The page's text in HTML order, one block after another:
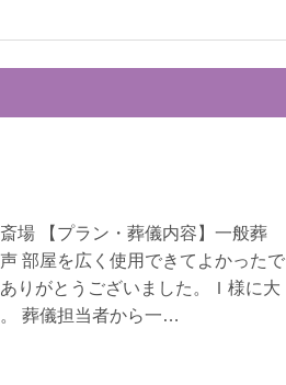
場 【プラン・葬儀内容】一般葬
部屋を広く使用できてよかったで
りがとうございました。Ｉ様に大
葬儀担当者から一…